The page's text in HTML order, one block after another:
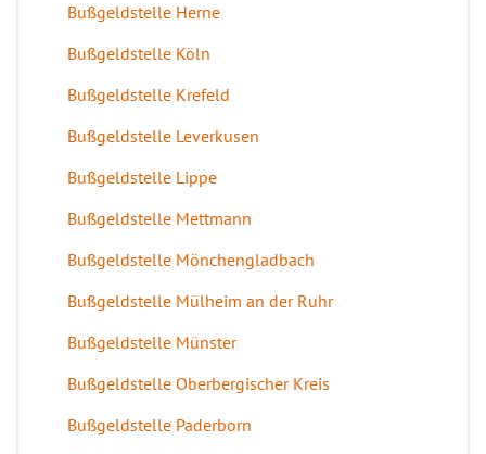
Bußgeldstelle Herne
Bußgeldstelle Köln
Bußgeldstelle Krefeld
Bußgeldstelle Leverkusen
Bußgeldstelle Lippe
Bußgeldstelle Mettmann
Bußgeldstelle Mönchengladbach
Bußgeldstelle Mülheim an der Ruhr
Bußgeldstelle Münster
Bußgeldstelle Oberbergischer Kreis
Bußgeldstelle Paderborn